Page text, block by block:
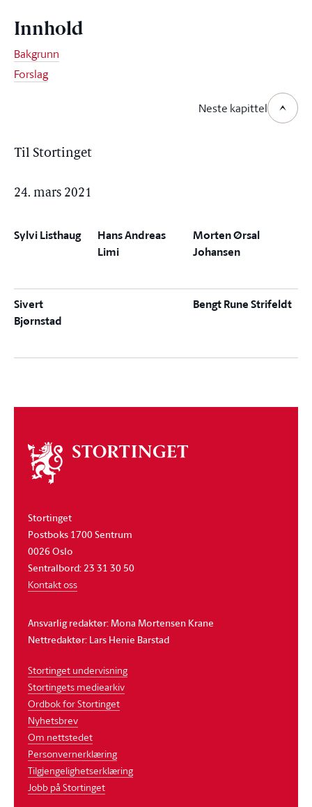
Innhold
Bakgrunn
Forslag
Neste kapittel
Til Stortinget
24. mars 2021
Sylvi Listhaug
Hans Andreas
Limi
Morten Ørsal
Johansen
Sivert
Bjørnstad
Bengt Rune Strifeldt
Om
stortinget
Stortinget
Postboks 1700 Sentrum
0026 Oslo
Sentralbord: 23 31 30 50
Kontakt oss
Ansvarlig redaktør: Mona Mortensen Krane
Nettredaktør: Lars Henie Barstad
Stortinget undervisning
Stortingets mediearkiv
Ordbok for Stortinget
Nyhetsbrev
Om nettstedet
Personvernerklæring
Tilgjengelighetserklæring
Jobb på Stortinget